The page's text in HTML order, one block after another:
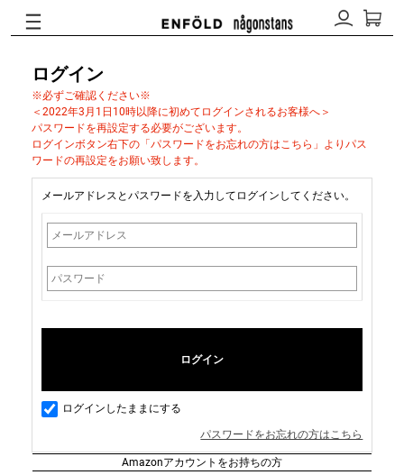
ログイン
※必ずご確認ください※
＜2022年3月1日10時以降に初めてログインされるお客様へ＞
パスワードを再設定する必要がございます。
ログインボタン右下の「パスワードをお忘れの方はこちら」よりパス
ワードの再設定をお願い致します。
メールアドレスとパスワードを入力してログインしてください。
ログインしたままにする
パスワードをお忘れの方はこちら
Amazonアカウントをお持ちの方